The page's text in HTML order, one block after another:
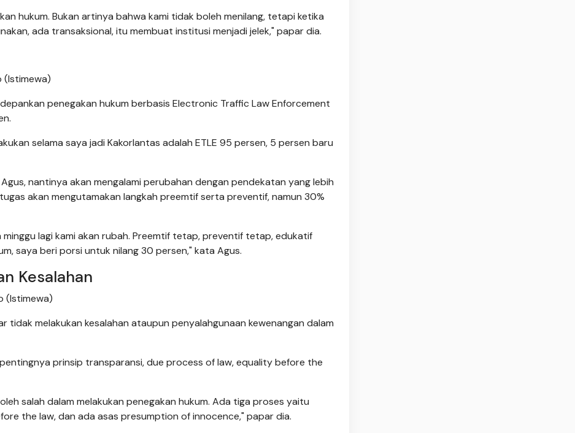
hukum. Bukan artinya bahwa kami tidak boleh menilang, tetapi ketika
ada transaksional, itu membuat institusi menjadi jelek," papar dia.
(Istimewa)
penegakan hukum berbasis Electronic Traffic Law Enforcement
selama saya jadi Kakorlantas adalah ETLE 95 persen, 5 persen baru
nantinya akan mengalami perubahan dengan pendekatan yang lebih
akan mengutamakan langkah preemtif serta preventif, namun 30%
lagi kami akan rubah. Preemtif tetap, preventif tetap, edukatif
saya beri porsi untuk nilang 30 persen," kata Agus.
Kesalahan
(Istimewa)
tidak melakukan kesalahan ataupun penyalahgunaan kewenangan dalam
prinsip transparansi, due process of law, equality before the
salah dalam melakukan penegakan hukum. Ada tiga proses yaitu
the law, dan ada asas presumption of innocence," papar dia.